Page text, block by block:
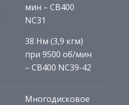
мин – CB400
NC31
38 Нм (3,9 кгм)
при 9500 об/мин
– CB400 NC39-42
Многодисковое